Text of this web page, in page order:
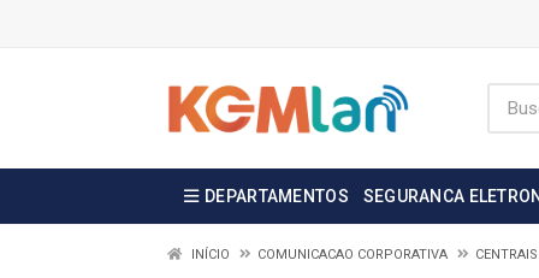
DEPARTAMENTOS SEGURANCA
INÍCIO COMUNICACAO CORPORATIVA